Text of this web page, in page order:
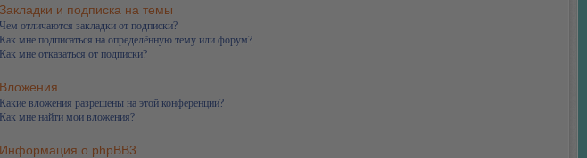
Закладки и подписка на темы
Чем отличаются закладки от подписки?
Как мне подписаться на определённую тему или форум?
Как мне отказаться от подписки?
Вложения
Какие вложения разрешены на этой конференции?
Как мне найти мои вложения?
Информация о phpBB3